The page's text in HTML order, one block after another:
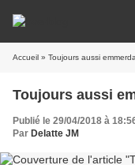
Accueil » Toujours aussi
Toujours aussi
Publié le 29/04/2018 à
Par Delatte JM